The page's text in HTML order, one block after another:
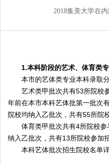
1.本科阶段的艺术、体育类专
本市的艺体类专业本科录取分
艺术类甲批次共有53所院校参
年前在本市本科艺体批第一批次
院校均纳入乙批次，共有55所院
体育类甲批次共有4所院校参
纳入乙批次，共有13所院校参加招
本科艺体批次招生院校名单详